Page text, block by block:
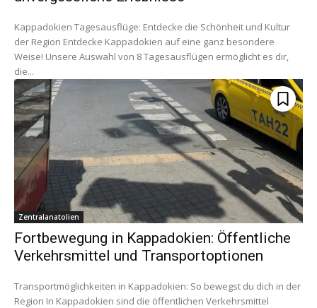
Kappadokien Tagesausflüge: Entdecke die Schönheit und Kultur
der Region Entdecke Kappadokien auf eine ganz besondere
Weise! Unsere Auswahl von 8 Tagesausflügen ermöglicht es dir,
die...
Zentralanatolien
Fortbewegung in Kappadokien: Öffentliche
Verkehrsmittel und Transportoptionen
Transportmöglichkeiten in Kappadokien: So bewegst du dich in der
Region In Kappadokien sind die öffentlichen Verkehrsmittel